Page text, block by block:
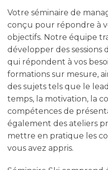
Votre séminaire de
conçu pour répondre à
objectifs. Notre équipe
développer des sessions
qui répondent à vos
formations sur mesure,
des sujets tels que le
temps, la motivation, la
compétences de
également des ateliers
mettre en pratique les
vous avez appris.